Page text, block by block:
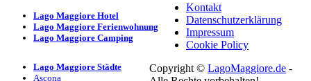
Lago Maggiore Hotel
Lago Maggiore Ferienwohnung
Lago Maggiore Camping
Lago Maggiore Städte
Ascona
Kontakt
Datenschutzerklärung
Impressum
Cookie Policy
Copyright © LagoMaggiore.de -